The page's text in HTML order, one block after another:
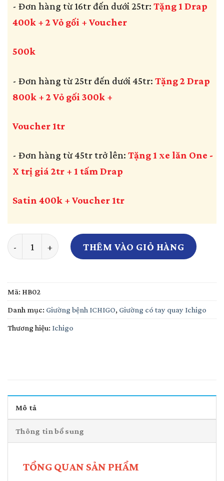
- Đơn hàng từ 16tr đến dưới 25tr: Tặng 1 Drap
400k + 2 Vỏ gối + Voucher
500k
- Đơn hàng từ 25tr đến dưới 45tr: Tặng 2 Drap
800k + 2 Vỏ gối 300k +
Voucher 1tr
- Đơn hàng từ 45tr trở lên: Tặng 1 xe lăn One -
X trị giá 2tr + 1 tấm Drap
Satin 400k + Voucher 1tr
Giường y tế 2 chức năng ICHIGO IG-HB02 số lượng
THÊM VÀO GIỎ HÀNG
Mã: HB02
Danh mục: Giường bệnh ICHIGO, Giường có tay quay Ichigo
Thương hiệu: Ichigo
Mô tả
Thông tin bổ sung
TỔNG QUAN SẢN PHẨM